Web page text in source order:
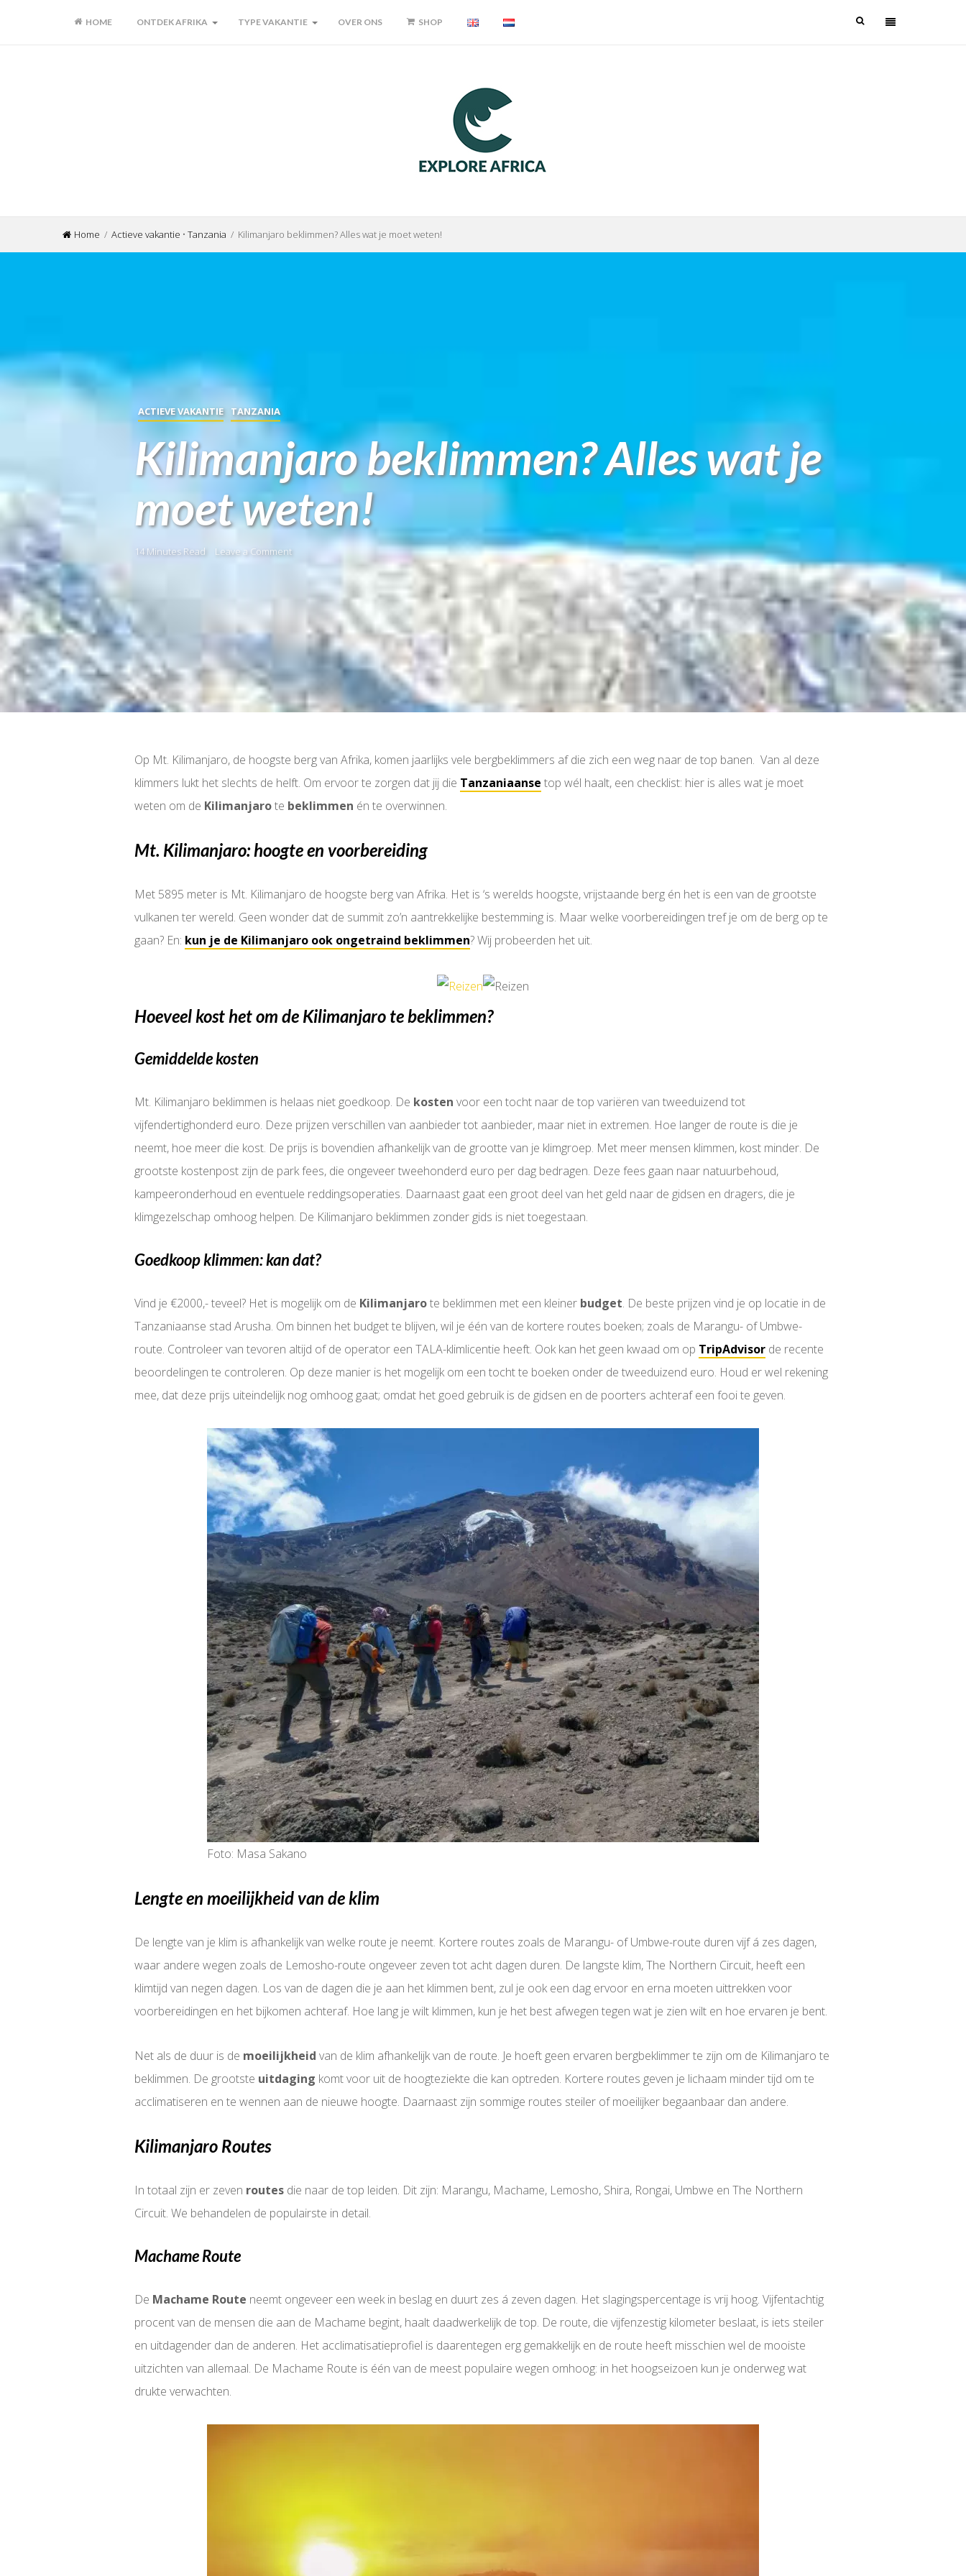
HOME ONTDEK AFRIKA TYPE VAKANTIE OVER ONS SHOP
Home / Actieve vakantie • Tanzania / Kilimanjaro beklimmen? Alles wat je moet weten!
ACTIEVE VAKANTIE TANZANIA
Kilimanjaro beklimmen? Alles wat je
moet weten!
14 Minutes Read Leave a Comment
Op Mt. Kilimanjaro, de hoogste berg van Afrika, komen jaarlijks vele bergbeklimmers af die zich een weg naar de top banen. Van al deze
klimmers lukt het slechts de helft. Om ervoor te zorgen dat jij die Tanzaniaanse top wél haalt, een checklist: hier is alles wat je moet
weten om de Kilimanjarote beklimmen én te overwinnen.
Mt. Kilimanjaro: hoogte en voorbereiding
Met 5895 meter is Mt. Kilimanjaro de hoogste berg van Afrika. Het is ‘s werelds hoogste, vrijstaande berg én het is een van de grootste
vulkanen ter wereld. Geen wonder dat de summit zo’n aantrekkelijke bestemming is. Maar welke voorbereidingen tref je om de berg op te
gaan? En: kun je de Kilimanjaro ook ongetraind beklimmen? Wij probeerden het uit.
Hoeveel kost het om de Kilimanjaro te beklimmen?
Gemiddelde kosten
Mt. Kilimanjaro beklimmen is helaas niet goedkoop. De kosten voor een tocht naar de top variëren van tweeduizend tot
vijfendertighonderd euro. Deze prijzen verschillen van aanbieder tot aanbieder, maar niet in extremen. Hoe langer de route is die je
neemt, hoe meer die kost. De prijs is bovendien afhankelijk van de grootte van je klimgroep. Met meer mensen klimmen, kost minder. De
grootste kostenpost zijn de park fees, die ongeveer tweehonderd euro per dag bedragen. Deze fees gaan naar natuurbehoud,
kampeeronderhoud en eventuele reddingsoperaties. Daarnaast gaat een groot deel van het geld naar de gidsen en dragers, die je
klimgezelschap omhoog helpen. De Kilimanjaro beklimmen zonder gids is niet toegestaan.
Goedkoop klimmen: kan dat?
Vind je €2000,- teveel? Het is mogelijk om de Kilimanjarote beklimmen met een kleiner budget. De beste prijzen vind je op locatie in de
Tanzaniaanse stad Arusha. Om binnen het budget te blijven, wil je één van de kortere routes boeken; zoals de Marangu- of Umbwe-
route. Controleer van tevoren altijd of de operator een TALA-klimlicentie heeft. Ook kan het geen kwaad om op TripAdvisor de recente
beoordelingen te controleren. Op deze manier is het mogelijk om een tocht te boeken onder de tweeduizend euro. Houd er wel rekening
mee, dat deze prijs uiteindelijk nog omhoog gaat; omdat het goed gebruik is de gidsen en de poorters achteraf een fooi te geven.
Foto: Masa Sakano
Lengte en moeilijkheid van de klim
De lengte van je klim is afhankelijk van welke route je neemt. Kortere routes zoals de Marangu- of Umbwe-route duren vijf á zes dagen,
waar andere wegen zoals de Lemosho-route ongeveer zeven tot acht dagen duren. De langste klim, The Northern Circuit, heeft een
klimtijd van negen dagen. Los van de dagen die je aan het klimmen bent, zul je ook een dag ervoor en erna moeten uittrekken voor
voorbereidingen en het bijkomen achteraf. Hoe lang je wilt klimmen, kun je het best afwegen tegen wat je zien wilt en hoe ervaren je bent.
Net als de duur is de moeilijkheid van de klim afhankelijk van de route. Je hoeft geen ervaren bergbeklimmer te zijn om de Kilimanjaro te
beklimmen. De grootste uitdaging komt voor uit de hoogteziekte die kan optreden. Kortere routes geven je lichaam minder tijd om te
acclimatiseren en te wennen aan de nieuwe hoogte. Daarnaast zijn sommige routes steiler of moeilijker begaanbaar dan andere.
Kilimanjaro Routes
In totaal zijn er zeven routes die naar de top leiden. Dit zijn: Marangu, Machame, Lemosho, Shira, Rongai, Umbwe en The Northern
Circuit. We behandelen de populairste in detail.
Machame Route
De Machame Route neemt ongeveer een week in beslag en duurt zes á zeven dagen. Het slagingspercentage is vrij hoog. Vijfentachtig
procent van de mensen die aan de Machame begint, haalt daadwerkelijk de top. De route, die vijfenzestig kilometer beslaat, is iets steiler
en uitdagender dan de anderen. Het acclimatisatieprofiel is daarentegen erg gemakkelijk en de route heeft misschien wel de mooiste
uitzichten van allemaal. De Machame Route is één van de meest populaire wegen omhoog: in het hoogseizoen kun je onderweg wat
drukte verwachten.